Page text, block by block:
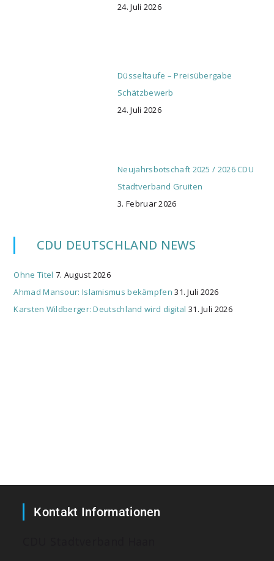
24. Juli 2026
Düsseltaufe – Preisübergabe
Schätzbewerb
24. Juli 2026
Neujahrsbotschaft 2025 / 2026 CDU
Stadtverband Gruiten
3. Februar 2026
CDU DEUTSCHLAND NEWS
Ohne Titel 7. August 2026
Ahmad Mansour: Islamismus bekämpfen 31. Juli 2026
Karsten Wildberger: Deutschland wird digital 31. Juli 2026
Kontakt Informationen